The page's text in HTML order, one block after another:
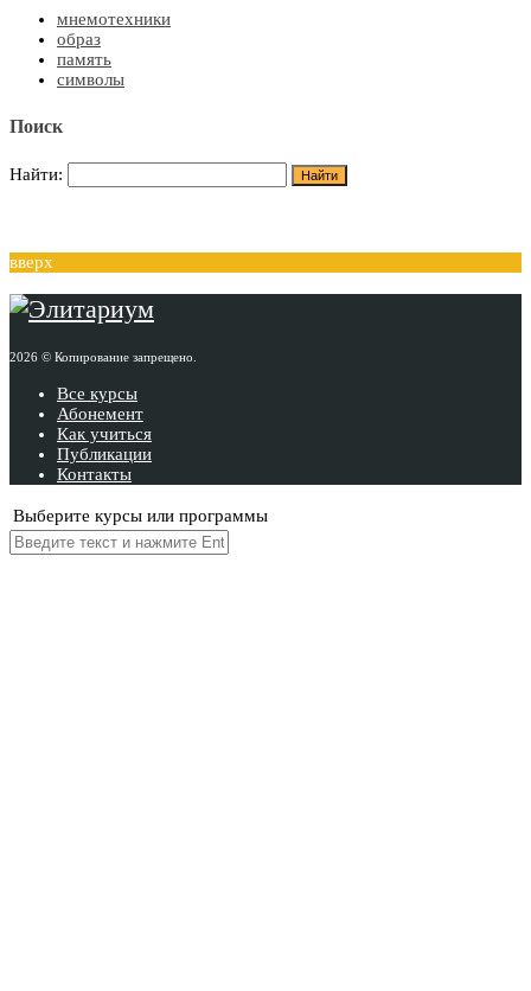
мнемотехники
образ
память
символы
Поиск
Найти:
вверх
2026 © Копирование запрещено.
Все курсы
Абонемент
Как учиться
Публикации
Контакты
Выберите курсы или программы